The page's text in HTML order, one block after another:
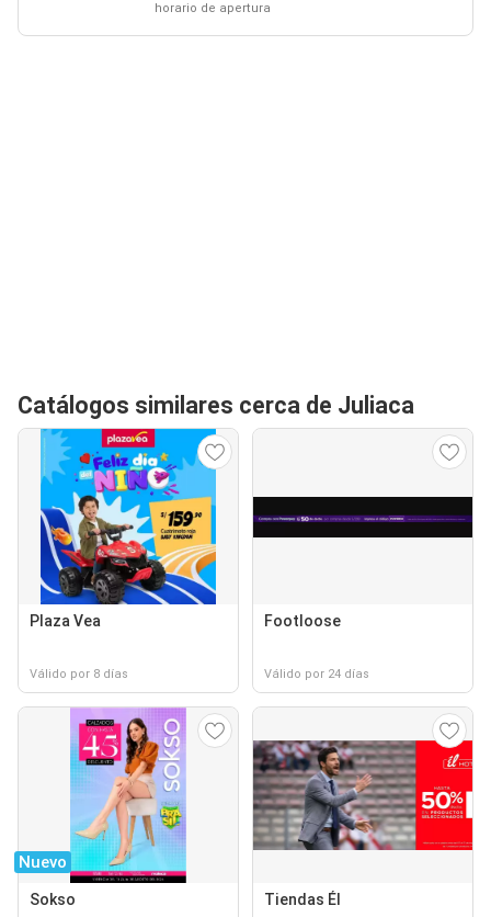
horario de apertura
Catálogos similares cerca de Juliaca
Plaza Vea
Válido por 8 días
Footloose
Válido por 24 días
Nuevo
Sokso Tiendas Él